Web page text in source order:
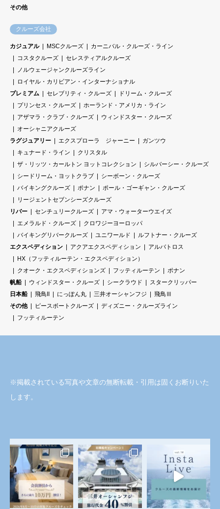
その他
クルーズ会社
カジュアル MSCクルーズ
カーニバル・クルーズ・ライン
コスタクルーズ
セレスティアルクルーズ
ノルウェージャンクルーズライン
ロイヤル・カリビアン・インターナショナル
プレミアム
セレブリティ・クルーズ
ドリーム・クルーズ
プリンセス・クルーズ
ホーランド・アメリカ・ライン
アザマラ・クラブ・クルーズ
ウィンドスター・クルーズ
オーシャニアクルーズ
ラグジュアリー
エクスプローラ ジャーニー
ガンツウ
キュナード・ライン
クリスタル
ザ・リッツ・カールトン ヨットコレクション
シルバーシー・クルーズ
シードリーム・ヨットクラブ
シーボーン・クルーズ
バイキングクルーズ
ポナン
ポール・ゴーギャン・クルーズ
リージェントセブンシーズクルーズ
リバー
センチュリークルーズ
アマ・ウォーターウエイズ
エメラルド・クルーズ
クロワジーヨーロッパ
バイキングリバークルーズ
ユニワールド
ルフトナー・クルーズ
エクスペディション
アクアエクスペディション
アルバトロス
HX（フッティルーテン・エクスペディション）
クオーク・エクスペディションズ
フッティルーテン
ポナン
帆船
ウィンドスター・クルーズ シークラウド
スタークリッパー
日本船
飛鳥II にっぽん丸 三井オーシャンフジ
飛鳥Ⅲ
その他
ピースボートクルーズ
ディズニー・クルーズライン
フッティルーテン
※掲載されている写真や文章の無断転載・引用は固くお断りいた
します。